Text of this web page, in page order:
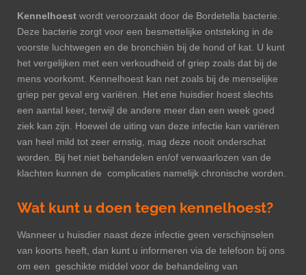
Kennelhoest wordt veroorzaakt door de Bordetella bacterie.
Deze bacterie zorgt voor een besmettelijke ontsteking in de
voorste luchtwegen en de bronchiën bij de hond of kat. U kunt
het vergelijken met een verkoudheid of griep zoals dat bij de
mens voorkomt. Kennelhoest kan net zoals bij de menselijke
griep per geval erg variëren. Het ene huisdier hoest slechts
een aantal keer, terwijl de andere meer dan een week goed
ziek kan zijn. Hoewel de uiting van deze infectie kan variëren
van heel mild tot zeer ernstig, mag deze nooit onderschat
worden. Bij het niet behandelen en/of verwaarlozen van de
klachten kunnen de complicaties namelijk chronische worden.
Wat kunt u doen tegen kennelhoest?
Wanneer u huisdier naast deze infectie geen verschijnselen
van koorts heeft, dan kunt u informeren via de telefoon bij ons
om een geschikte middel voor de behandeling van